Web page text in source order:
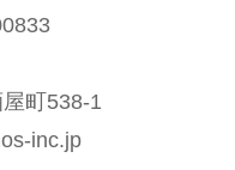
町538-1
inc.jp